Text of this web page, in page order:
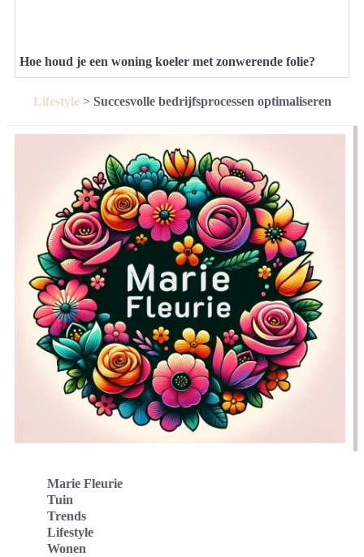
Hoe houd je een woning koeler met zonwerende folie?
Lifestyle> Succesvolle bedrijfsprocessen optimaliseren
Marie Fleurie
Tuin
Trends
Lifestyle
Wonen